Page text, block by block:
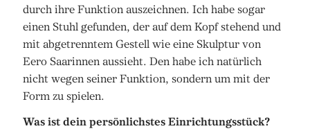
durch ihre Funktion auszeichnen. Ich habe sogar
einen Stuhl gefunden, der auf dem Kopf stehend und
mit abgetrenntem Gestell wie eine Skulptur von
Eero Saarinnen aussieht. Den habe ich natürlich
nicht wegen seiner Funktion, sondern um mit der
Form zu spielen.
Was ist dein persönlichstes Einrichtungsstück?